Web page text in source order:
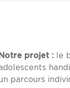
Notre projet : le
parcours